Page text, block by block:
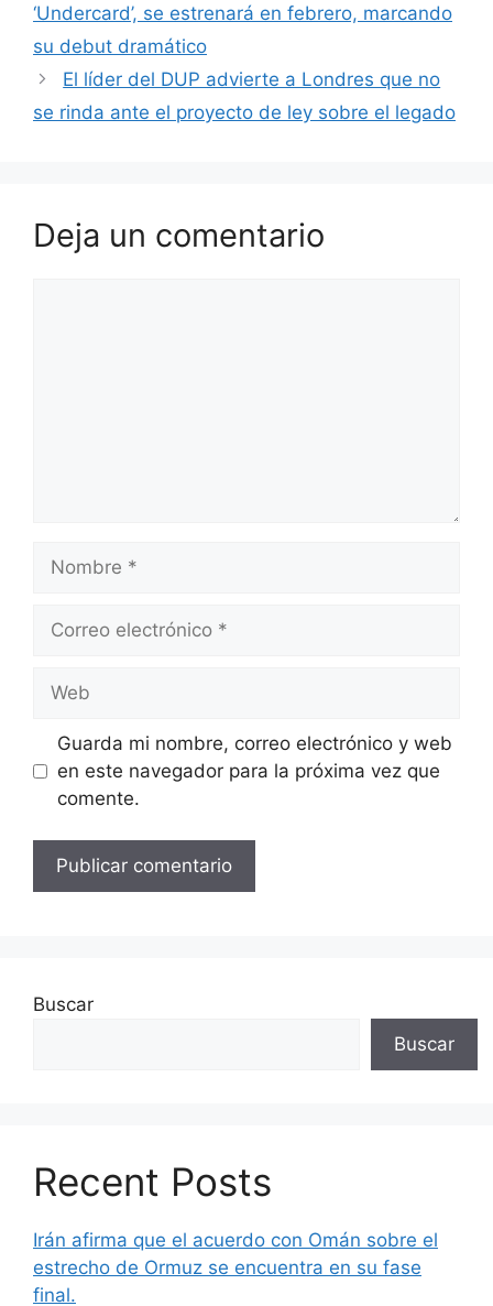
‘Undercard’, se estrenará en febrero, marcando
su debut dramático
El líder del DUP advierte a Londres que no
se rinda ante el proyecto de ley sobre el legado
Deja un comentario
electrónico
Guarda mi nombre, correo electrónico y web
en este navegador para la próxima vez que
comente.
Buscar
Buscar
Recent Posts
Irán afirma que el acuerdo con Omán sobre el
estrecho de Ormuz se encuentra en su fase
final.